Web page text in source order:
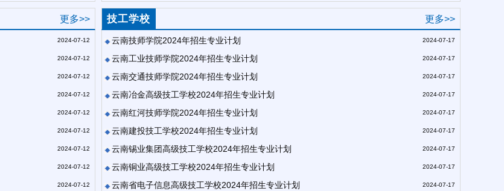
更多>>
2024-07-12
2024-07-12
2024-07-12
2024-07-12
2024-07-12
2024-07-12
2024-07-12
2024-07-12
2024-07-12
技工学校 更多>>
云南技师学院2024年招生专业计划 2024-07-17
云南工业技师学院2024年招生专业计划 2024-07-17
云南交通技师学院2024年招生专业计划 2024-07-17
云南冶金高级技工学校2024年招生专业计划 2024-07-17
云南红河技师学院2024年招生专业计划 2024-07-17
云南建投技工学校2024年招生专业计划 2024-07-17
云南锡业集团高级技工学校2024年招生专业计划 2024-07-17
云南铜业高级技工学校2024年招生专业计划 2024-07-17
云南省电子信息高级技工学校2024年招生专业计划 2024-07-17